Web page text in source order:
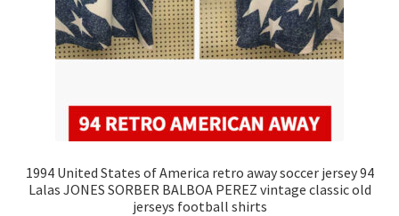
1994 United States of America retro away soccer jersey 94
Lalas JONES SORBER BALBOA PEREZ vintage classic old
jerseys football shirts